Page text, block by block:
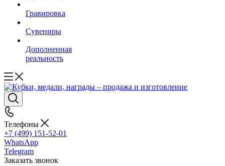
Гравировка
Сувениры
Дополненная
реальность
Телефоны
+7 (499) 151-52-01
WhatsApp
Telegram
Заказать звонок